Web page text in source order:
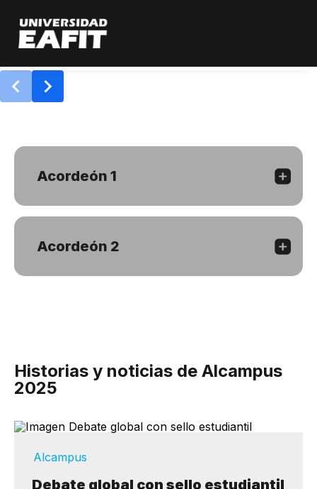
contenido
principalVe al inicio
Leer más
Acordeón 1
Acordeón 2
Historias y noticias de Alcampus
2025
Alcampus
Debate global con sello estudiantil